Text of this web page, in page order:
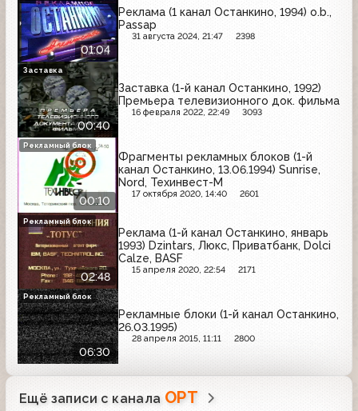
01:04
Реклама (1 канал Останкино, 1994) o.b.,
Passap
31 августа 2024, 21:47 2398
00:40
Заставка (1-й канал Останкино, 1992)
Премьера телевизионного док. фильма
16 февраля 2022, 22:49 3093
Заставка
00:10
Фрагменты рекламных блоков (1-й
канал Останкино, 13.06.1994) Sunrise,
Nord, Техинвест-М
17 октября 2020, 14:40 2601
Рекламный блок
02:48
Реклама (1-й канал Останкино, январь
1993) Dzintars, Люкс, Приватбанк, Dolci
Calze, BASF
15 апреля 2020, 22:54 2171
Рекламный блок
06:30
Рекламные блоки (1-й канал Останкино,
26.03.1995)
28 апреля 2015, 11:11 2800
Рекламный блок
Ещё записи с канала ОРТ